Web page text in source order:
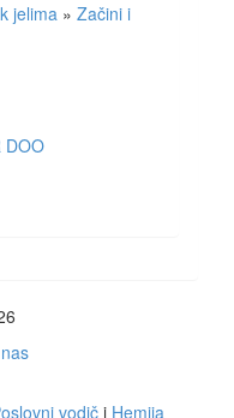
jelima » Začini i
DOO
vodiči Hemija